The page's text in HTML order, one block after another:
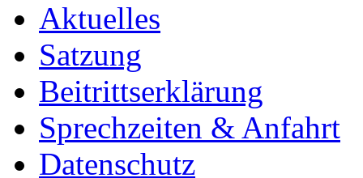
Aktuelles
Satzung
Beitrittserklärung
Sprechzeiten & Anfahrt
Datenschutz